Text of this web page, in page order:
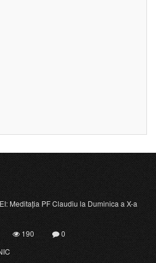
Meditația PF Claudiu la Duminica a X-a
190
0